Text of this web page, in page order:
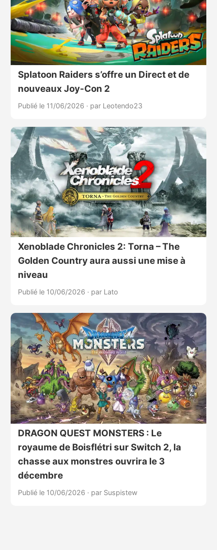
Splatoon Raiders s’offre un Direct et de
nouveaux Joy-Con 2
Publié le 11/06/2026 · par Leotendo23
Xenoblade Chronicles 2: Torna – The
Golden Country aura aussi une mise à
niveau
Publié le 10/06/2026 · par Lato
DRAGON QUEST MONSTERS : Le
royaume de Boisflétri sur Switch 2, la
chasse aux monstres ouvrira le 3
décembre
Publié le 10/06/2026 · par Suspistew